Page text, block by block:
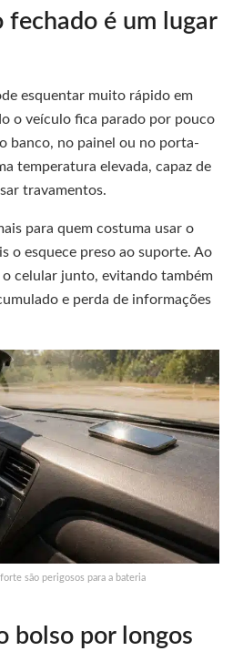
fechado é um lugar
esquentar muito rápido em
o veículo fica parado por pouco
banco, no painel ou no porta-
temperatura elevada, capaz de
travamentos.
para quem costuma usar o
o esquece preso ao suporte. Ao
celular junto, evitando também
e perda de informações
são perigosos para a bateria
bolso por longos